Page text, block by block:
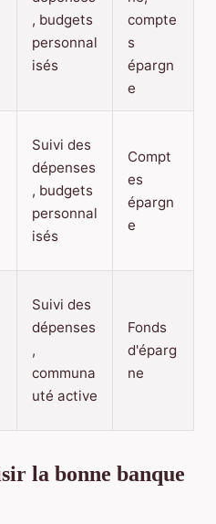
, budgets
personnal
isés
compte
s
épargn
e
Suivi des
dépenses
, budgets
personnal
isés
Compt
es
épargn
e
Suivi des
dépenses
,
communa
uté active
Fonds
d'éparg
ne
la bonne banque